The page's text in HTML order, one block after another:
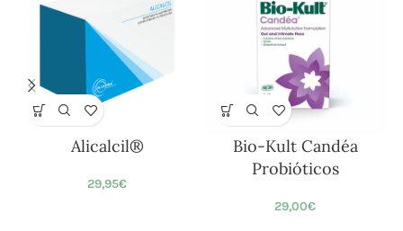
Alicalcil®
29,95€
Bio-Kult Candéa
Probióticos
29,00€